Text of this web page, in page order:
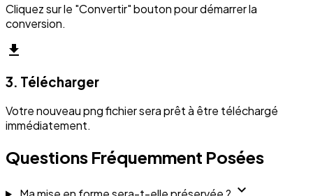
Cliquez sur le "Convertir" bouton pour démarrer la
conversion.
download
3. Télécharger
Votre nouveau png fichier sera prêt à être téléchargé
immédiatement.
Questions Fréquemment Posées
expand_more